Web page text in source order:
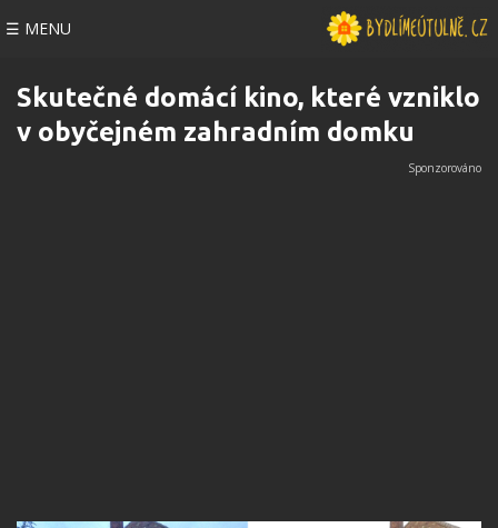
☰ MENU
Skutečné domácí kino, které vzniklo
v obyčejném zahradním domku